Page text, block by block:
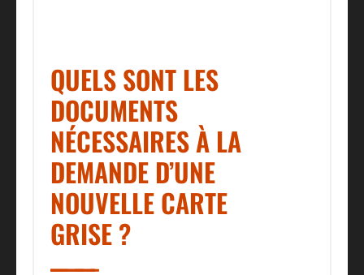
QUELS SONT LES
DOCUMENTS
NÉCESSAIRES À LA
DEMANDE D’UNE
NOUVELLE CARTE
GRISE ?